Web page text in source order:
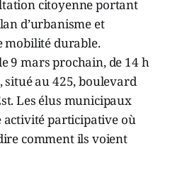
citoyenne portant
d’urbanisme et
mobilité durable.
9 mars prochain, de 14 h
situé au 425, boulevard
Les élus municipaux
participative où
comment ils voient